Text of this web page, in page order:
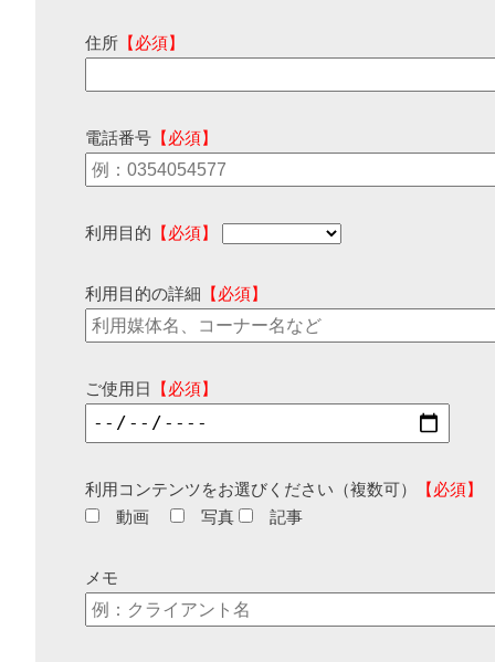
住所 【必須】
電話番号 【必須】
利用目的 【必須】
利用目的の詳細 【必須】
ご使用日 【必須】
利用コンテンツをお選びください（複数可）
【必須】
動画
写真 記事
メモ